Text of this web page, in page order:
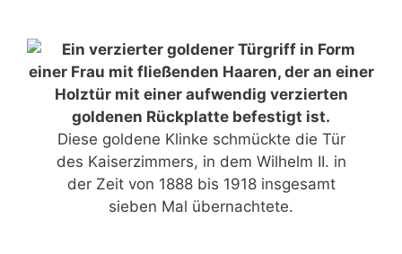
Diese goldene Klinke schmückte die Tür
des Kaiserzimmers, in dem Wilhelm II. in
der Zeit von 1888 bis 1918 insgesamt
sieben Mal übernachtete.